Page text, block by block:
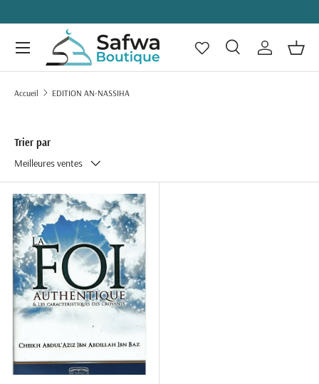
ALLER AU CONTENU
Recherche
Recherche
Se
Menu
Accueil EDITION AN-NASSIHA
Trier par
Meilleures ventes